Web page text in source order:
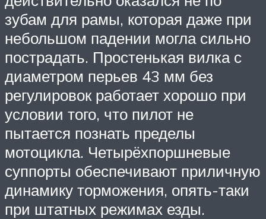
зубам для рамы, которая даже при
небольшом падении могла сильно
пострадать. Простенькая вилка с
диаметром перьев 43 мм без
регулировок работает хорошо при
условии того, что пилот не
пытается познать пределы
мотоцикла. Четырёхпоршневые
суппорты обеспечивают приличную
динамику торможения, опять-таки
при штатных режимах езды.